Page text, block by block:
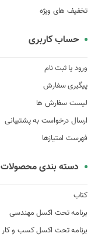
تخفیف های ویژه
حساب کاربری
ورود یا ثبت نام
پیگیری سفارش
لیست سفارش ها
ارسال درخواست به پشتیبانی
فهرست امتیازها
دسته بندی محصولات
کتاب
برنامه تحت اکسل مهندسی
برنامه تحت اکسل کسب و کار